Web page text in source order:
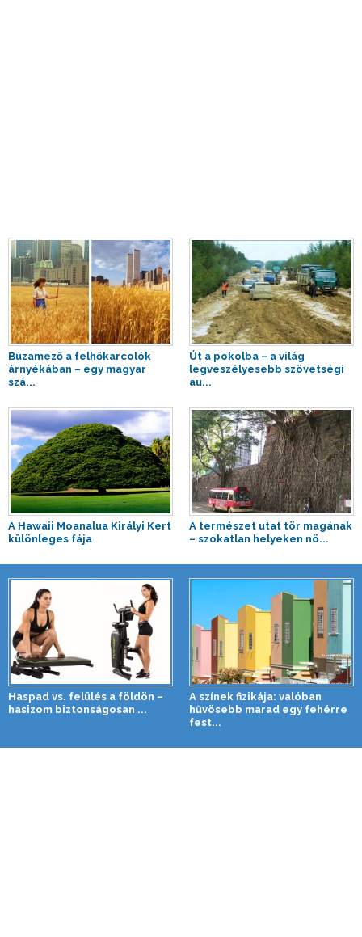
Búzamező a felhőkarcolók
árnyékában – egy magyar
szá...
Út a pokolba – a világ
legveszélyesebb szövetségi
au...
A Hawaii Moanalua Királyi Kert
különleges fája
A természet utat tör magának
– szokatlan helyeken nö...
Haspad vs. felülés a földön –
hasizom biztonságosan ...
A színek fizikája: valóban
hűvösebb marad egy fehérre
fest...